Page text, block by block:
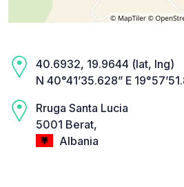
40.6932, 19.9644 (lat, lng)
N 40°41’35.628” E
Rruga Santa Lucia
5001 Berat,
Albania